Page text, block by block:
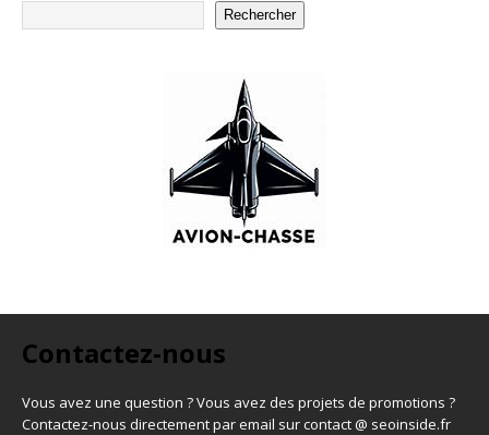
Rechercher
Contactez-nous
Vous avez une question ? Vous avez des projets de promotions ?
Contactez-nous directement par email sur contact @ seoinside.fr